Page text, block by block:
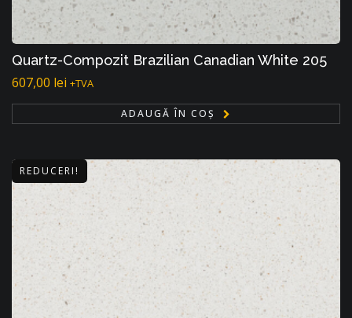
Quartz-Compozit Brazilian Canadian White 205
607,00 lei +TVA
ADAUGĂ ÎN COȘ
REDUCERI!